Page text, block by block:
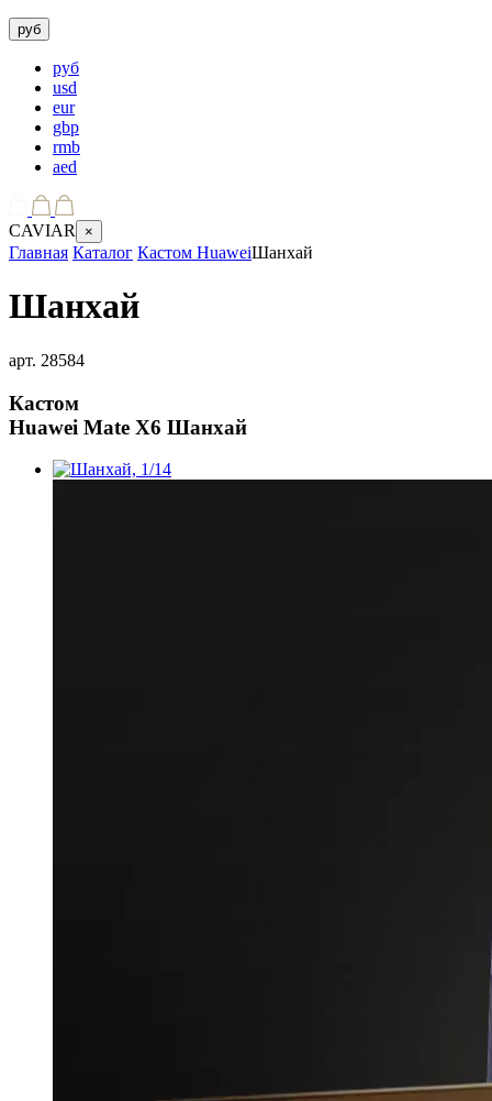
руб
руб
usd
eur
gbp
rmb
aed
CAVIAR ×
Главная Каталог Кастом HuaweiШанхай
Шанхай
арт. 28584
Кастом
Huawei Mate X6 Шанхай